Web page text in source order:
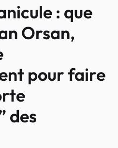
: que
Orsan,
pour faire
des